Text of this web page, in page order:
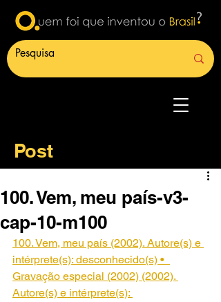
Post
100. Vem, meu país-v3-
cap-10-m100
100. Vem, meu país (2002). Autore(s) e
intérprete(s): desconhecido(s) •
Gravação especial (2002) (2002).
Autore(s) e intérprete(s):